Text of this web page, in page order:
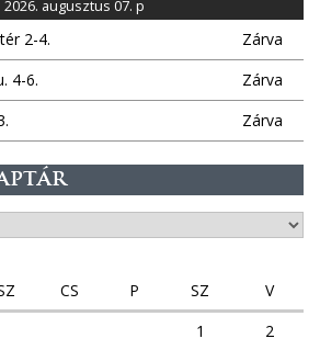
2026. augusztus 07. p
2-4.
Zárva
4-6.
Zárva
Zárva
CS P SZ
V
1
2